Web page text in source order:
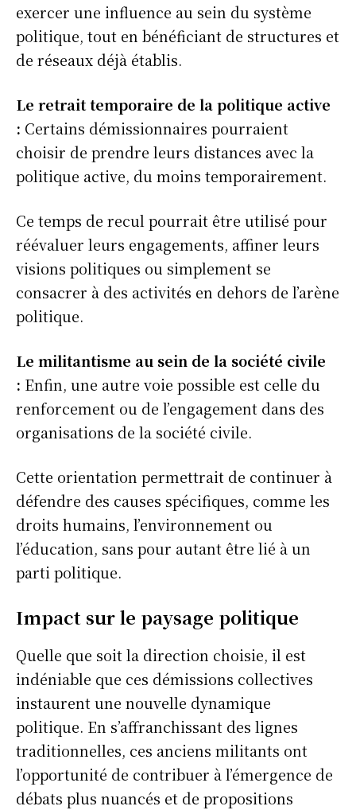
exercer une influence au sein du système
politique, tout en bénéficiant de structures et
de réseaux déjà établis.
Le retrait temporaire de la politique active
: Certains démissionnaires pourraient
choisir de prendre leurs distances avec la
politique active, du moins temporairement.
Ce temps de recul pourrait être utilisé pour
réévaluer leurs engagements, affiner leurs
visions politiques ou simplement se
consacrer à des activités en dehors de l’arène
politique.
Le militantisme au sein de la société civile
: Enfin, une autre voie possible est celle du
renforcement ou de l’engagement dans des
organisations de la société civile.
Cette orientation permettrait de continuer à
défendre des causes spécifiques, comme les
droits humains, l’environnement ou
l’éducation, sans pour autant être lié à un
parti politique.
Impact sur le paysage politique
Quelle que soit la direction choisie, il est
indéniable que ces démissions collectives
instaurent une nouvelle dynamique
politique. En s’affranchissant des lignes
traditionnelles, ces anciens militants ont
l’opportunité de contribuer à l’émergence de
débats plus nuancés et de propositions